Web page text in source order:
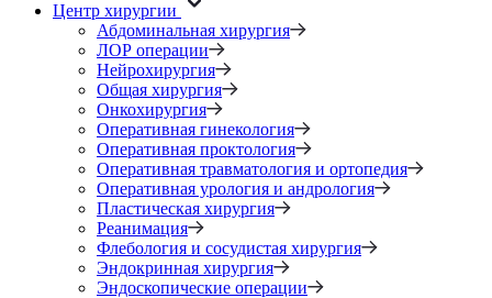
Центр хирургии
Абдоминальная хирургия
ЛОР операции
Нейрохирургия
Общая хирургия
Онкохирургия
Оперативная гинекология
Оперативная проктология
Оперативная травматология и ортопедия
Оперативная урология и андрология
Пластическая хирургия
Реанимация
Флебология и сосудистая хирургия
Эндокринная хирургия
Эндоскопические операции